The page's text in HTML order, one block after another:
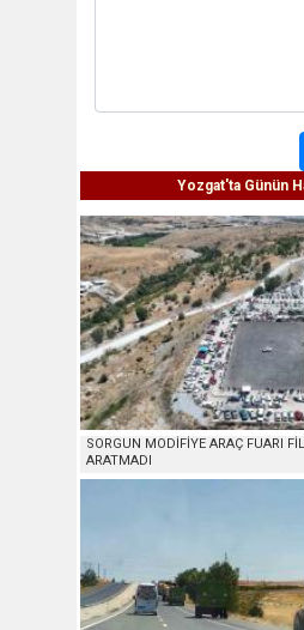
Yozgat'ta Günün
SORGUN MODİFİYE ARAÇ FUARI
ARATMADI